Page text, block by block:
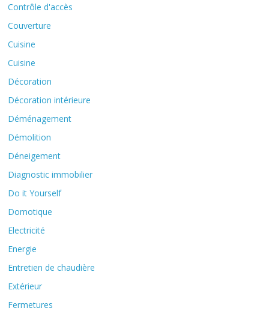
Contrôle d'accès
Couverture
Cuisine
Cuisine
Décoration
Décoration intérieure
Déménagement
Démolition
Déneigement
Diagnostic immobilier
Do it Yourself
Domotique
Electricité
Energie
Entretien de chaudière
Extérieur
Fermetures